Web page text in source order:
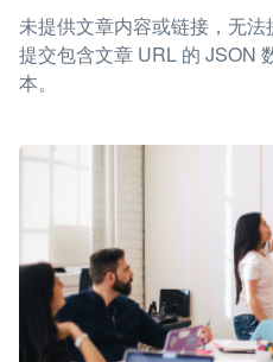
未提供文章内容或链接，无
提交包含文章 URL 的 JSON
本。